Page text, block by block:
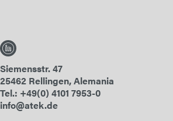
Siemensstr. 47
25462 Rellingen, Alemania
Tel.: +49(0) 4101 7953-0
info@atek.de